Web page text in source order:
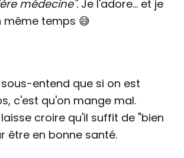
médecine". Je l'adore... et je
même temps 😅
entend que si on est
c'est qu'on mange mal.
croire qu'il suffit de "bien
être en bonne santé.